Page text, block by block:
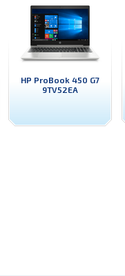
HP ProBook 450 G7
9TV52EA